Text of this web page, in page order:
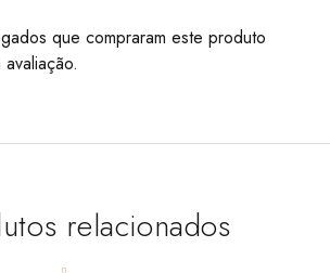
que compraram este produto
relacionados